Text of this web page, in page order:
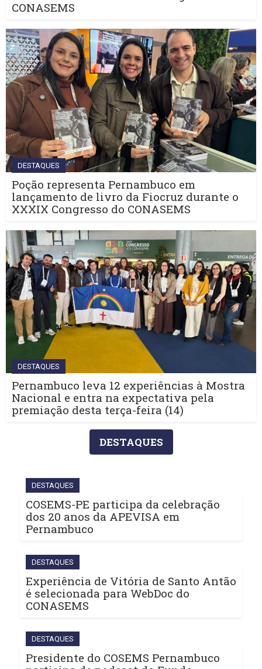
CONASEMS
DESTAQUES
Poção representa Pernambuco em
lançamento de livro da Fiocruz durante o
XXXIX Congresso do CONASEMS
DESTAQUES
Pernambuco leva 12 experiências à Mostra
Nacional e entra na expectativa pela
premiação desta terça-feira (14)
DESTAQUES
DESTAQUES
COSEMS-PE participa da celebração
dos 20 anos da APEVISA em
Pernambuco
DESTAQUES
Experiência de Vitória de Santo Antão
é selecionada para WebDoc do
CONASEMS
DESTAQUES
Presidente do COSEMS Pernambuco